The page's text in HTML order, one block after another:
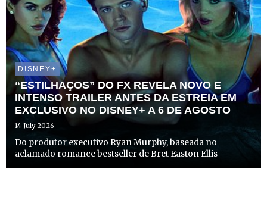
DISNEY+
“ESTILHAÇOS” DO FX REVELA NOVO E
INTENSO TRAILER ANTES DA ESTREIA EM
EXCLUSIVO NO DISNEY+ A 6 DE AGOSTO
14 July 2026
Do produtor executivo Ryan Murphy, baseada no
aclamado romance bestseller de Bret Easton Ellis